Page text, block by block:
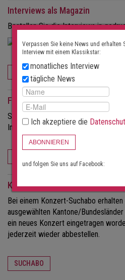
Interviews als Magazin
Bestellen Sie die Interviews in
JETZT BESTELLEN
Für Veranstalter
Sie möchten mehr Besucher für Ihre
Informieren Sie sich über die
Konzert-Suchabo
Bei einem Konzert-Suchabo
ausgewählten Kantone/
ein neues Konzert eingetragen
jederzeit wieder abbestellen.
SUCHABO
Verpassen Sie keine News und erhalten
Interview mit einem Klassikstar:
monatliches Interview
tägliche News
Ich akzeptiere die
ABONNIEREN
und folgen Sie uns auf Facebook: